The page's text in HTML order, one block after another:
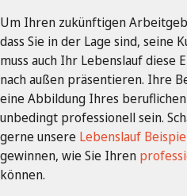
Um Ihren zukünftigen
dass Sie in der Lage sind, seine
muss auch Ihr Lebenslauf diese
nach außen präsentieren. Ihre
eine Abbildung Ihres
unbedingt professionell sein.
gerne unsere Lebenslauf
gewinnen, wie Sie Ihren
können.